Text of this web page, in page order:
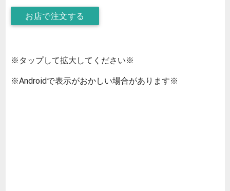
お店で注文する
※タップして拡大してください※
※Androidで表示がおかしい場合があります※